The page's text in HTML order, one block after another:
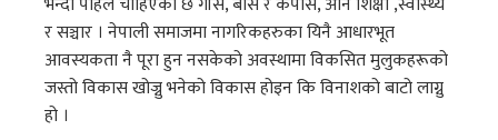
र सञ्चार । नेपाली समाजमा नागरिकहरुका यिनै आधारभूत
आवस्यकता नै पूरा हुन नसकेको अवस्थामा विकसित मुलुकहरूको
जस्तो विकास खोज्नु भनेको विकास होइन कि विनाशको बाटो लाग्नु
हो ।